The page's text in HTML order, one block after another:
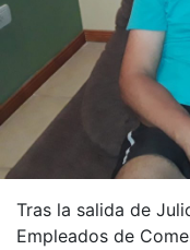
Tras la salida de
Empleados de